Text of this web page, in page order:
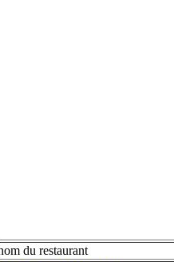
du restaurant